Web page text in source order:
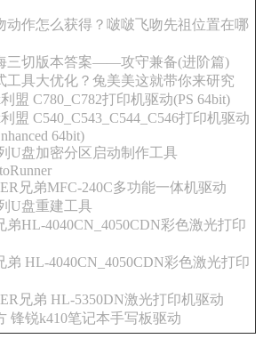
动作怎么获得？啵啵飞吻先祖位置在哪
三切版本答案——攻守兼备(进阶篇)
工具大优化？兔美美这就带你来研究
盟 C780_C782打印机驱动(PS 64bit)
盟 C540_C543_C544_C546打印机驱动
64bit)
U盘加密分区启动制作工具
兄弟MFC-240C多功能一体机驱动
U盘重建工具
弟HL-4040CN_4050CDN彩色激光打印
弟 HL-4040CN_4050CDN彩色激光打印
兄弟 HL-5350DN激光打印机驱动
锋锐k410笔记本手写板驱动